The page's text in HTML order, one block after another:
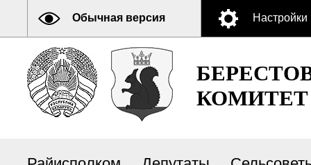
Обычная версия Настройки
КОМИТЕТ